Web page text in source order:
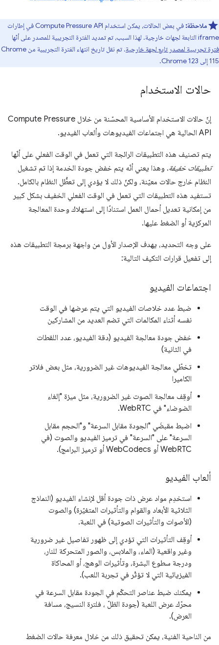
ملاحظة:
في بعض الحالات، يمكن استخدام Compute Pressure API في إطارات
iframe التابعة لجهات خارجية. لهذا السبب، تم تمديد الفترة التجريبية للمصدر على أنّها
فترة تجريبية لمصدر تابع لجهة خارجية
. تم نقل تاريخ انتهاء الفترة التجريبية من Chrome
115 إلى Chrome 123.
حالات الاستخدام
إنّ حالات الاستخدام الأساسية المحسّنة من خلال Compute Pressure
API الحالية هي اجتماعات الفيديوهات وألعاب الفيديو.
يتم تصنيف هذه التطبيقات الرائجة التي تعمل في الوقت الفعلي على أنّها
تطبيقات خفيفة. وهذا يعني أنّه يتم خفض جودة الخدمة إذا تم تشغيل
النظام خارج حالات معيّنة، ولكنّ ذلك لا يؤدي إلى تعطُّل النظام بالكامل.
تستفيد هذه التطبيقات التي تعمل في الوقت الفعلي الخفيف بشكل كبير
من إمكانية تعديل أحمال العمل استنادًا إلى استهلاك وحدة المعالجة
المركزية أو الضغط عليها.
على وجه التحديد، يهدف الإصدار الأول من واجهة برمجة التطبيقات هذه
إلى تفعيل قرارات التكيف التالية:
اجتماعات الفيديو
ضبط عدد خلاصات الفيديو التي يتم عرضها في الوقت
نفسه أثناء المكالمات التي تضم العديد من المشاركين
خفض جودة معالجة الفيديو (دقة الفيديو، عدد اللقطات
في الثانية)
تخطّي معالجة الفيديوهات غير الضرورية، مثل بعض فلاتر
الكاميرا
أوقِف معالجة الصوت غير الضرورية، مثل ميزة "إلغاء
الضوضاء" في WebRTC.
اضبط مقبضَي "الجودة مقابل السرعة" و"الحجم مقابل
السرعة" على "السرعة" في ترميز الفيديو والصوت (في
WebRTC أو WebCodecs أو ترميز البرامج).
ألعاب الفيديو
استخدِم مواد عرض ذات جودة أقل لإنشاء الفيديو (النماذج
الثلاثية الأبعاد والقوام والتأثيرات المتغيّرة) والصوت
(الأصوات والتأثيرات الصوتية) في اللعبة.
أوقِف التأثيرات التي تؤدي إلى ظهور تفاصيل غير ضرورية
وغير واقعية (الماء، والملابس، والصور المتحركة للنار،
ودرجة سطوع البشرة، وتأثيرات الوهج، أو المحاكاة
الفيزيائية التي لا تؤثّر في تجربة اللعب).
يمكنك ضبط عناصر التحكّم في الجودة مقابل السرعة في
محرّك عرض اللعبة (جودة الظلّ ، فلترة النسيج، مسافة
العرض).
من الناحية الفنية، يمكن تحقيق ذلك من خلال معرفة حالات الضغط